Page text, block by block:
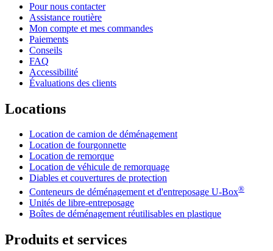
Pour nous contacter
Assistance routière
Mon compte et mes commandes
Paiements
Conseils
FAQ
Accessibilité
Évaluations des clients
Locations
Location de camion de déménagement
Location de fourgonnette
Location de remorque
Location de véhicule de remorquage
Diables et couvertures de protection
Conteneurs de déménagement et d'entreposage U-Box®
Unités de libre-entreposage
Boîtes de déménagement réutilisables en plastique
Produits et services